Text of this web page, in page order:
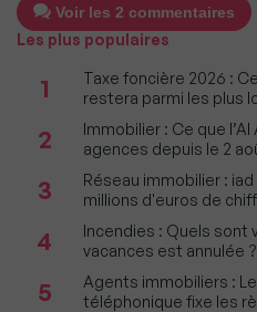
Voir les 2 commentaires
Les plus populaires
1
Taxe foncière 2026 :
restera parmi les plus
2
Immobilier : Ce que
agences depuis le 2
3
Réseau immobilier :
millions d'euros de
4
Incendies : Quels sont
vacances est annulée ?
5
Agents immobiliers :
téléphonique fixe les